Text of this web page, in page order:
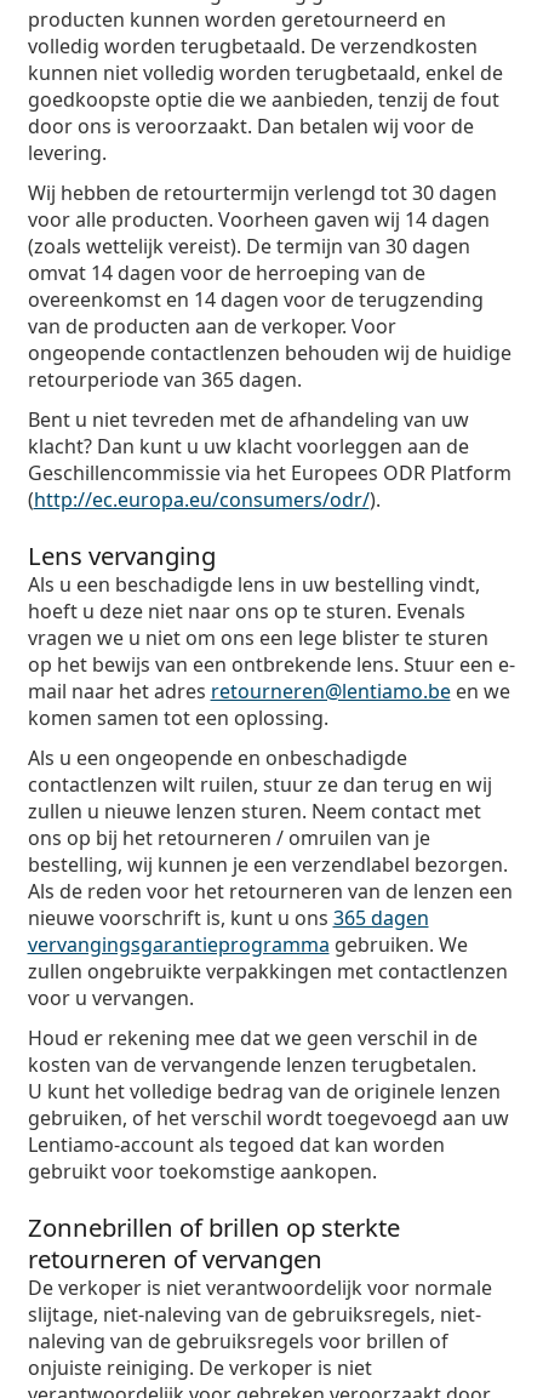
producten kunnen worden geretourneerd en
volledig worden terugbetaald. De verzendkosten
kunnen niet volledig worden terugbetaald, enkel de
goedkoopste optie die we aanbieden, tenzij de fout
door ons is veroorzaakt. Dan betalen wij voor de
levering.
Wij hebben de retourtermijn verlengd tot 30 dagen
voor alle producten. Voorheen gaven wij 14 dagen
(zoals wettelijk vereist). De termijn van 30 dagen
omvat 14 dagen voor de herroeping van de
overeenkomst en 14 dagen voor de terugzending
van de producten aan de verkoper. Voor
ongeopende contactlenzen behouden wij de huidige
retourperiode van 365 dagen.
Bent u niet tevreden met de afhandeling van uw
klacht? Dan kunt u uw klacht voorleggen aan de
Geschillencommissie via het Europees ODR Platform
(http://ec.europa.eu/consumers/odr/).
Lens vervanging
Als u een beschadigde lens in uw bestelling vindt,
hoeft u deze niet naar ons op te sturen. Evenals
vragen we u niet om ons een lege blister te sturen
op het bewijs van een ontbrekende lens. Stuur een e-
mail naar het adres retourneren@lentiamo.been we
komen samen tot een oplossing.
Als u een ongeopende en onbeschadigde
contactlenzen wilt ruilen, stuur ze dan terug en wij
zullen u nieuwe lenzen sturen. Neem contact met
ons op bij het retourneren / omruilen van je
bestelling, wij kunnen je een verzendlabel bezorgen.
Als de reden voor het retourneren van de lenzen een
nieuwe voorschrift is, kunt u ons 365 dagen
vervangingsgarantieprogramma gebruiken. We
zullen ongebruikte verpakkingen met contactlenzen
voor u vervangen.
Houd er rekening mee dat we geen verschil in de
kosten van de vervangende lenzen terugbetalen.
U kunt het volledige bedrag van de originele lenzen
gebruiken, of het verschil wordt toegevoegd aan uw
Lentiamo-account als tegoed dat kan worden
gebruikt voor toekomstige aankopen.
Zonnebrillen of brillen op sterkte
retourneren of vervangen
De verkoper is niet verantwoordelijk voor normale
slijtage, niet-naleving van de gebruiksregels, niet-
naleving van de gebruiksregels voor brillen of
onjuiste reiniging. De verkoper is niet